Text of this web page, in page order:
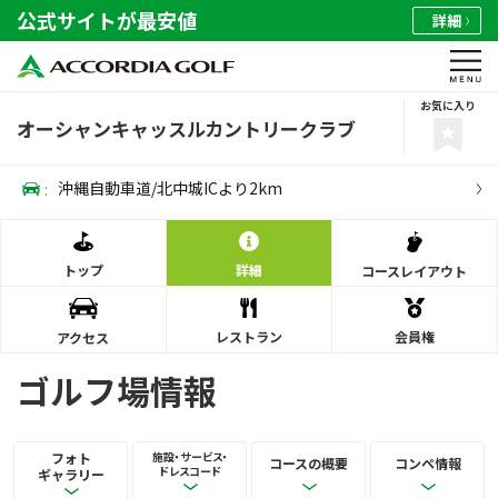
公式サイトが最安値 詳細
オーシャンキャッスルカントリークラブ
お気に入り
: 沖縄自動車道/北中城ICより2km
トップ 詳細 コースレイアウト
アクセス レストラン 会員権
ゴルフ場情報
フォト
ギャラリー
施設・サービス・
ドレスコード
コースの概要 コンペ情報